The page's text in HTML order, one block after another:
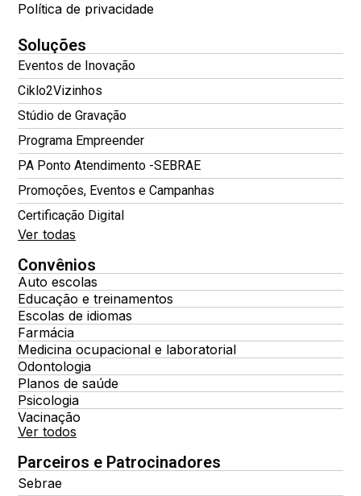
Política de privacidade
Soluções
Eventos de Inovação
Ciklo2Vizinhos
Stúdio de Gravação
Programa Empreender
PA Ponto Atendimento -SEBRAE
Promoções, Eventos e Campanhas
Certificação Digital
Ver todas
Convênios
Auto escolas
Educação e treinamentos
Escolas de idiomas
Farmácia
Medicina ocupacional e laboratorial
Odontologia
Planos de saúde
Psicologia
Vacinação
Ver todos
Parceiros e Patrocinadores
Sebrae